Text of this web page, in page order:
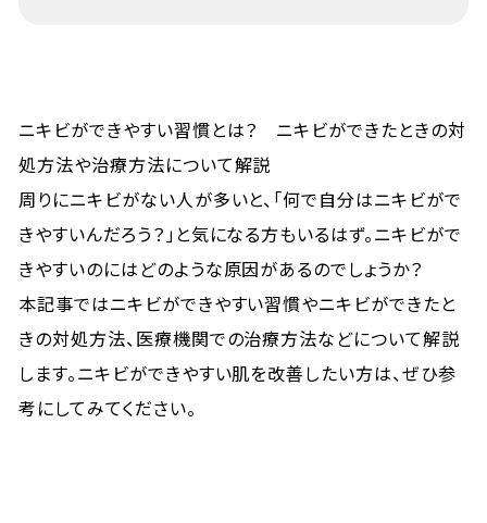
ニキビができやすい習慣とは？ ニキビができたときの対
処方法や治療方法について解説
周りにニキビがない人が多いと、「何で自分はニキビがで
きやすいんだろう？」と気になる方もいるはず。ニキビがで
きやすいのにはどのような原因があるのでしょうか？
本記事ではニキビができやすい習慣やニキビができたと
きの対処方法、医療機関での治療方法などについて解説
します。ニキビができやすい肌を改善したい方は、ぜひ参
考にしてみてください。